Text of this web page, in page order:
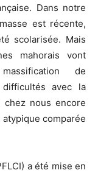
Dans notre
est récente,
scolarisée. Mais
mahorais vont
de
difficultés avec la
chez nous encore
comparée
a été mise en